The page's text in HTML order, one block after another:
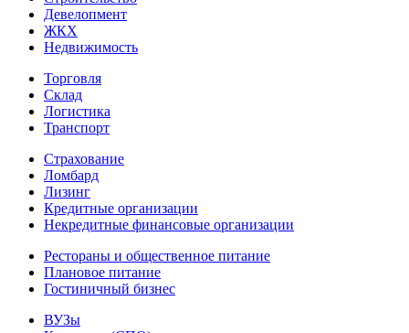
Девелопмент
ЖКХ
Недвижимость
Торговля
Склад
Логистика
Транспорт
Страхование
Ломбард
Лизинг
Кредитные организации
Некредитные финансовые организации
Рестораны и общественное питание
Плановое питание
Гостиничный бизнес
ВУЗы